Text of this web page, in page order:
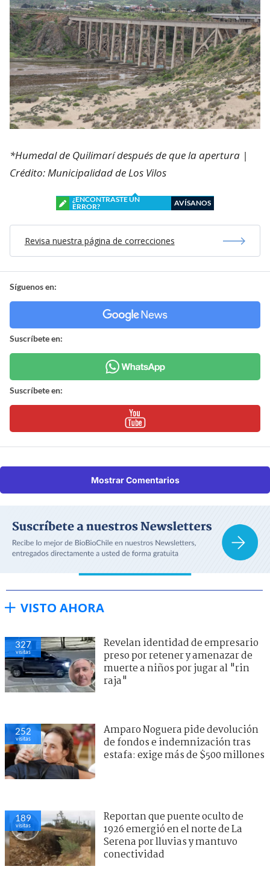
*Humedal de Quilimarí después de que la apertura |
Crédito: Municipalidad de Los Vilos
¿ENCONTRASTE UN
ERROR?
AVÍSANOS
Revisa nuestra página de correcciones
Síguenos en:
Suscríbete en:
Suscríbete en:
Mostrar Comentarios
VISTO AHORA
327
visitas
Revelan identidad de empresario
preso por retener y amenazar de
muerte a niños por jugar al "rin
raja"
252
visitas
Amparo Noguera pide devolución
de fondos e indemnización tras
estafa: exige más de $500 millones
189
visitas
Reportan que puente oculto de
1926 emergió en el norte de La
Serena por lluvias y mantuvo
conectividad